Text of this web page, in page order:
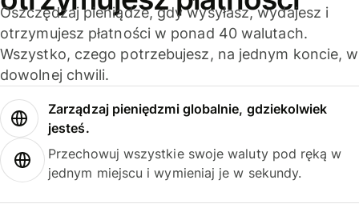
Oszczędzaj pieniądze, gdy wysyłasz, wydajesz i
otrzymujesz płatności w ponad 40 walutach.
Wszystko, czego potrzebujesz, na jednym koncie, w
dowolnej chwili.
Zarządzaj pieniędzmi globalnie, gdziekolwiek
jesteś.
Przechowuj wszystkie swoje waluty pod ręką w
jednym miejscu i wymieniaj je w sekundy.